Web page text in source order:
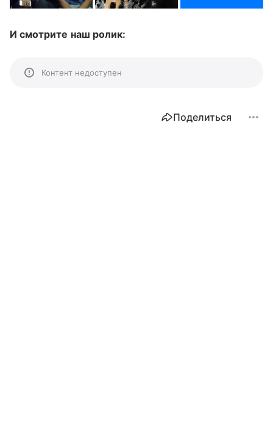
И смотрите наш ролик:
Контент недоступен
Поделиться